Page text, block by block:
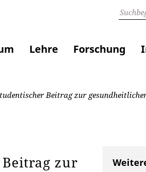
Lehre Forschung
Beitrag zur
zur